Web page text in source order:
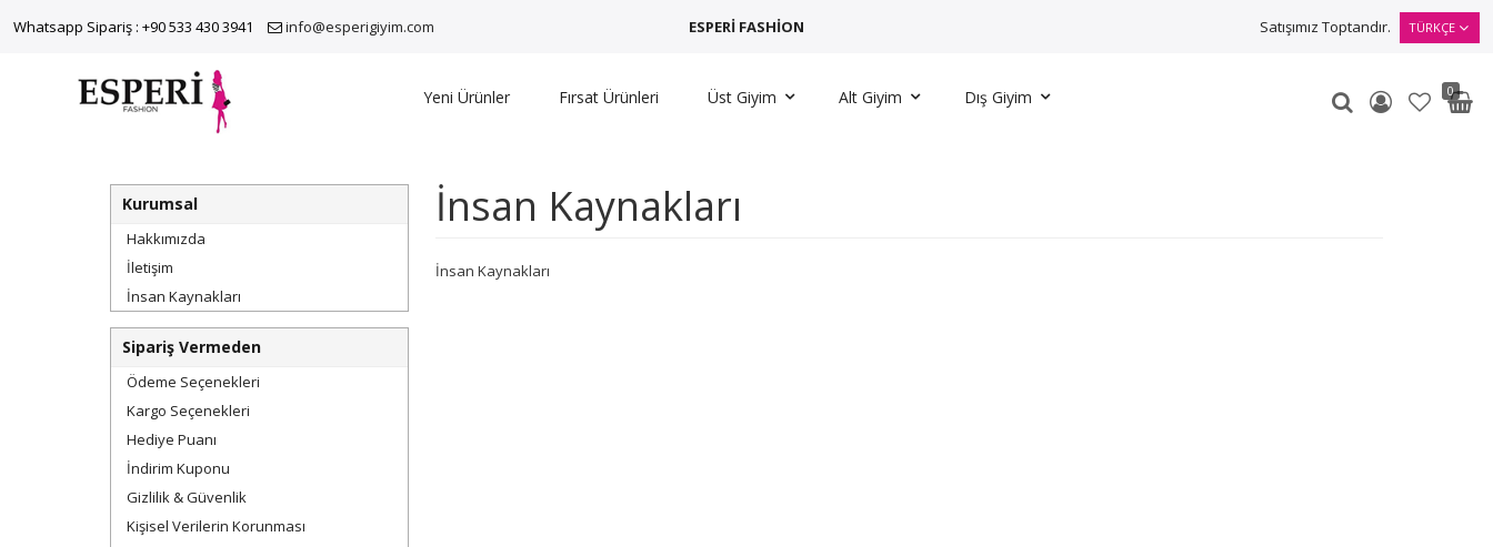
Whatsapp Sipariş : +90 533 430 3941 info@esperigiyim.com ESPERİ FASHİON Satışımız Toptandır. TÜRKÇE
Yeni Ürünler Fırsat Ürünleri Üst Giyim Alt Giyim Dış Giyim 0
Kurumsal
Hakkımızda
İletişim
İnsan Kaynakları
Sipariş Vermeden
Ödeme Seçenekleri
Kargo Seçenekleri
Hediye Puanı
İndirim Kuponu
Gizlilik & Güvenlik
Kişisel Verilerin Korunması
İnsan Kaynakları
İnsan Kaynakları